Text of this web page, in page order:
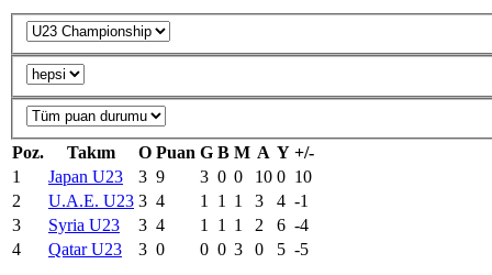
Poz. Takım O Puan G B M A Y +/-
1
Japan U23 3 9 3 0 0 10 0 10
2
U.A.E. U23 3 4 1 1 1 3 4 -1
3
Syria U23 3 4 1 1 1 2 6 -4
4
Qatar U23 3 0 0 0 3 0 5 -5